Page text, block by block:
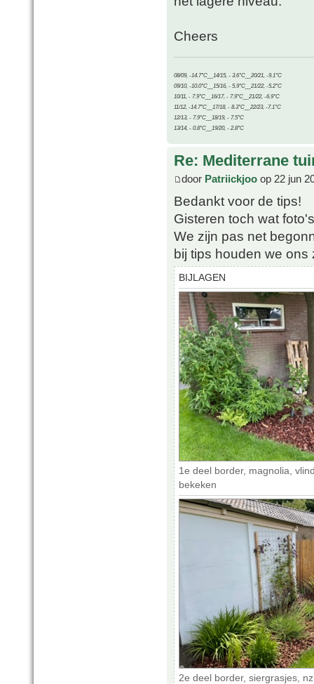
Cheers
08/09, -14.7°C__14/15, - 3.6°C__20/21, -9.1°C
09/10, -10.0°C__15/16, - 5.9°C__21/22, -5.2°C
10/11, - 7.9°C__16/17, - 7.9°C__21/22, -6.9°C
11/12, -14.7°C__17/18, - 8.3°C__22/23, -7.1°C
12/13, - 7.9°C__18/19, - 7.5°C
13/14, - 0.8°C__19/20, - 2.8°C
Re: Mediterrane
door Patriickjoo op 22 jun
Bedankt voor de tips!
Gisteren toch wat
We zijn pas net
bij tips houden we
BIJLAGEN
1e deel border, magnolia,
bekeken
2e deel border, siergrasjes,